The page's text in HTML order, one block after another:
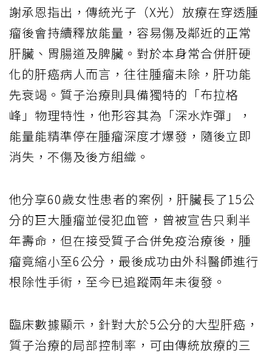
謝承恩指出，傳統光子（X光）放療在穿透腫
瘤後會持續釋放能量，容易傷及鄰近的正常
肝臟、胃腸道及脾臟。對於本身常合併肝硬
化的肝癌病人而言，往往腫瘤未除，肝功能
先衰竭。質子治療則具備獨特的「布拉格
峰」物理特性，他形容其為「深水炸彈」，
能量能精準停在腫瘤深度才爆發，隨後立即
消失，不傷及後方組織。
他分享60歲女性患者的案例，肝臟長了15公
分的巨大腫瘤並侵犯血管，曾被宣告只剩半
年壽命，但在接受質子合併免疫治療後，腫
瘤竟縮小至6公分，最後成功由外科醫師進行
根除性手術，至今已追蹤兩年未復發。
臨床數據顯示，針對大於5公分的大型肝癌，
質子治療的局部控制率，可由傳統放療的三